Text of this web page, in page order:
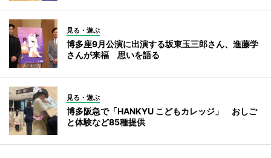
見る・遊ぶ
博多座9月公演に出演する坂東玉三郎さん、進藤学
さんが来福 思いを語る
見る・遊ぶ
博多阪急で「HANKYU こどもカレッジ」 おしご
と体験など85種提供